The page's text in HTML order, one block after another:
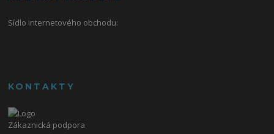
Sídlo internetového obchodu:
KONTAKTY
Zákaznická podpora